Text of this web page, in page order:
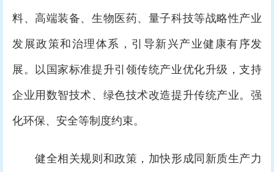
料、高端装备、生物医药、量子科技等战略性产业
发展政策和治理体系，引导新兴产业健康有序发
展。以国家标准提升引领传统产业优化升级，支持
企业用数智技术、绿色技术改造提升传统产业。强
化环保、安全等制度约束。
健全相关规则和政策，加快形成同新质生产力